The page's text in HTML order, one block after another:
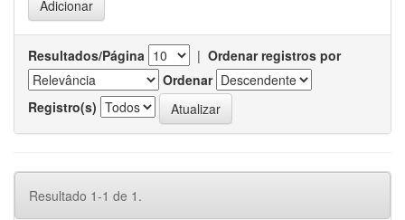
Resultados/Página | Ordenar registros por
Ordenar
Registro(s)
Resultado 1-1 de 1.